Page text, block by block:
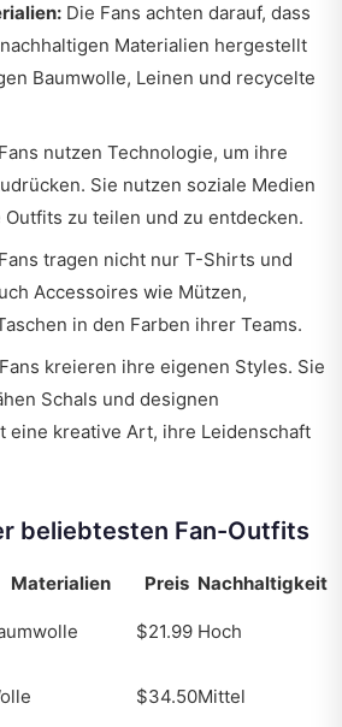
Die Fans achten darauf, dass
Materialien hergestellt
Baumwolle, Leinen und recycelte
nutzen Technologie, um ihre
Sie nutzen soziale Medien
Outfits zu teilen und zu entdecken.
tragen nicht nur T-Shirts und
Accessoires wie Mützen,
in den Farben ihrer Teams.
kreieren ihre eigenen Styles. Sie
Schals und designen
eine kreative Art, ihre Leidenschaft
beliebtesten Fan-Outfits
Materialien Preis Nachhaltigkeit
$21.99 Hoch
$34.50Mittel